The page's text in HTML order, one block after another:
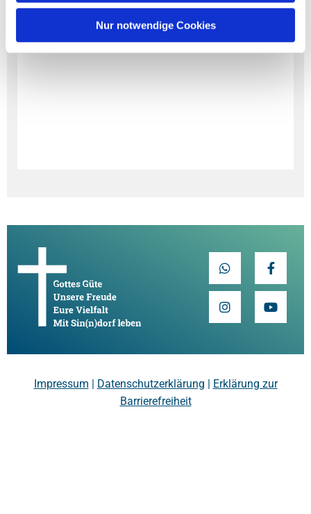
Nur notwendige Cookies
Impressum Datenschutzerklärung
Erklärung zur
Barrierefreiheit